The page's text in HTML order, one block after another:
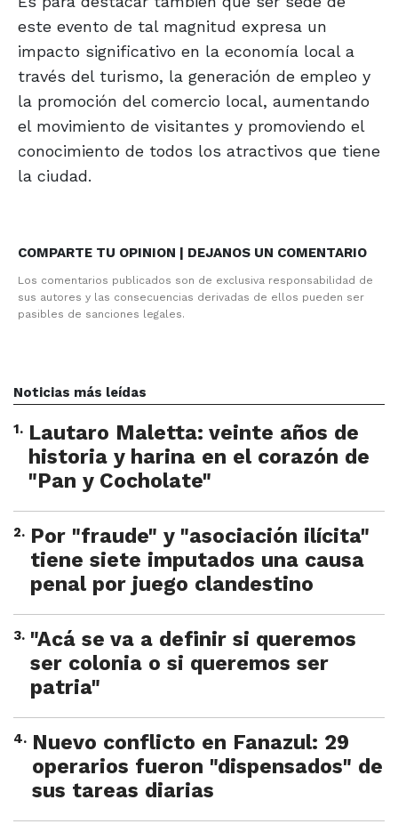
este evento de tal magnitud expresa un
impacto significativo en la economía local a
través del turismo, la generación de empleo y
la promoción del comercio local, aumentando
el movimiento de visitantes y promoviendo el
conocimiento de todos los atractivos que tiene
la ciudad.
COMPARTE TU OPINION | DEJANOS UN COMENTARIO
Los comentarios publicados son de exclusiva responsabilidad de
sus autores y las consecuencias derivadas de ellos pueden ser
pasibles de sanciones legales.
Noticias más leídas
1. Lautaro Maletta: veinte años de
historia y harina en el corazón de
"Pan y Cocholate"
2. Por "fraude" y "asociación ilícita"
tiene siete imputados una causa
penal por juego clandestino
3. "Acá se va a definir si queremos
ser colonia o si queremos ser
patria"
4. Nuevo conflicto en Fanazul: 29
operarios fueron "dispensados" de
sus tareas diarias